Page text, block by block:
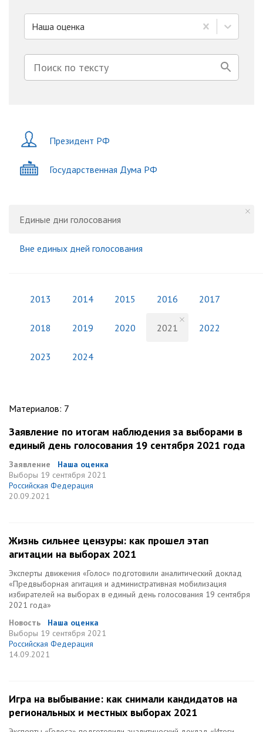
Наша оценка
Президент РФ
Государственная Дума РФ
Единые дни голосования
Вне единых дней голосования
2013 2014 2015 2016 2017
2018 2019 2020 2021 2022
2023 2024
Материалов: 7
Заявление по итогам наблюдения за выборами в
единый день голосования 19 сентября 2021 года
Заявление
Наша оценка
Выборы 19 сентября 2021
Российская Федерация
20.09.2021
Жизнь сильнее цензуры: как прошел этап
агитации на выборах 2021
Эксперты движения «Голос» подготовили аналитический доклад
«Предвыборная агитация и административная мобилизация
избирателей на выборах в единый день голосования 19 сентября
2021 года»
Новость
Наша оценка
Выборы 19 сентября 2021
Российская Федерация
14.09.2021
Игра на выбывание: как снимали кандидатов на
региональных и местных выборах 2021